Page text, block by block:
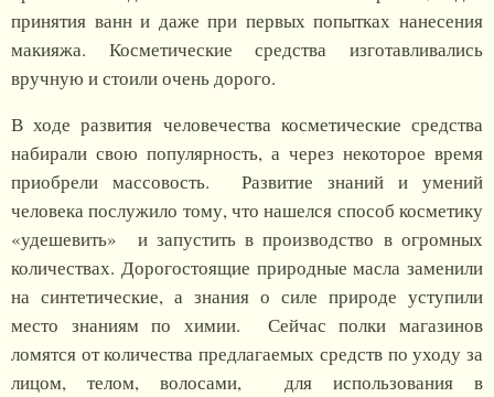
принятия ванн и даже при первых попытках нанесения
макияжа. Косметические средства изготавливались
вручную и стоили очень дорого.
В ходе развития человечества косметические средства
набирали свою популярность, а через некоторое время
приобрели массовость. Развитие знаний и умений
человека послужило тому, что нашелся способ косметику
«удешевить» и запустить в производство в огромных
количествах. Дорогостоящие природные масла заменили
на синтетические, а знания о силе природе уступили
место знаниям по химии. Сейчас полки магазинов
ломятся от количества предлагаемых средств по уходу за
лицом, телом, волосами, для использования в